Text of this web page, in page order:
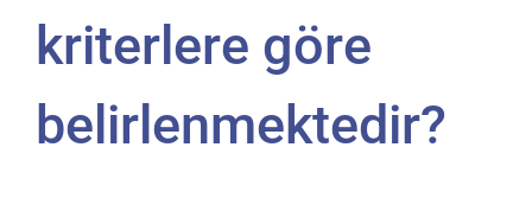
kriterlere göre
belirlenmektedir?